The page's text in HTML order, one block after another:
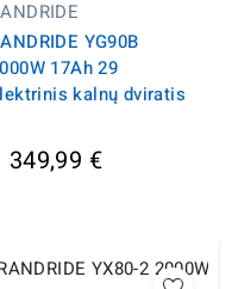
YG90B
17Ah 29
kalnų dviratis
349,99 €